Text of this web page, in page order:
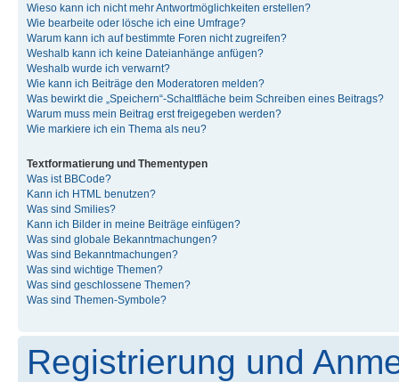
Wieso kann ich nicht mehr Antwortmöglichkeiten erstellen?
Wie bearbeite oder lösche ich eine Umfrage?
Warum kann ich auf bestimmte Foren nicht zugreifen?
Weshalb kann ich keine Dateianhänge anfügen?
Weshalb wurde ich verwarnt?
Wie kann ich Beiträge den Moderatoren melden?
Was bewirkt die „Speichern“-Schaltfläche beim Schreiben eines Beitrags?
Warum muss mein Beitrag erst freigegeben werden?
Wie markiere ich ein Thema als neu?
Textformatierung und Thementypen
Was ist BBCode?
Kann ich HTML benutzen?
Was sind Smilies?
Kann ich Bilder in meine Beiträge einfügen?
Was sind globale Bekanntmachungen?
Was sind Bekanntmachungen?
Was sind wichtige Themen?
Was sind geschlossene Themen?
Was sind Themen-Symbole?
Registrierung und